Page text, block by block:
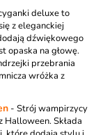
deluxe to
z eleganckiej
dźwiękowego
opaska na głowę.
przebrania
wróżka z
- Strój wampirzycy
Halloween. Składa